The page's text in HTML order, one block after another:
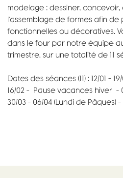
modelage : dessiner,
l’assemblage de formes afin
fonctionnelles ou décoratives.
dans le four par notre équipe
trimestre, sur une totalité de 11
Dates des séances (11) : 12/01 –
16/02 – Pause vacances hiver –
30/03 –06/04 (Lundi de Pâques) –